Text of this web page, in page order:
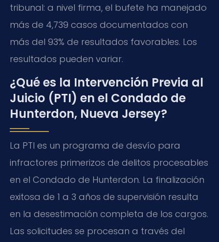
tribunal: a nivel firma, el bufete ha manejado
más de 4,739 casos documentados con
más del 93% de resultados favorables. Los
resultados pueden variar.
¿Qué es la Intervención Previa al
Juicio (PTI) en el Condado de
Hunterdon, Nueva Jersey?
La PTI es un programa de desvío para
infractores primerizos de delitos procesables
en el Condado de Hunterdon. La finalización
exitosa de 1 a 3 años de supervisión resulta
en la desestimación completa de los cargos.
Las solicitudes se procesan a través del